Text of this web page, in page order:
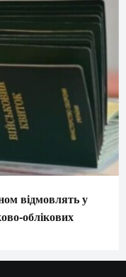
відмовлять у
облікових